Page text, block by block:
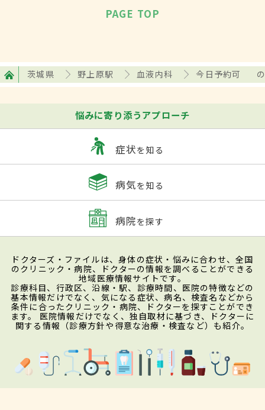
PAGE TOP
茨城県 野上原駅 血液内科 今日予約可
悩みに寄り添うアプローチ
症状を知る
病気を知る
病院を探す
ドクターズ・ファイルは、身体の症状・悩みに合わせ、全国
のクリニック・病院、ドクターの情報を調べることができる
地域医療情報サイトです。
診療科目、行政区、沿線・駅、診療時間、医院の特徴などの
基本情報だけでなく、気になる症状、病名、検査名などから
条件に合ったクリニック・病院、ドクターを探すことができ
ます。 医院情報だけでなく、独自取材に基づき、ドクターに
関する情報（診療方針や得意な治療・検査など）も紹介。